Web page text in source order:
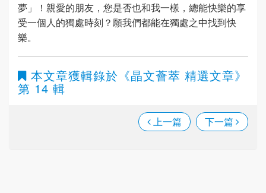
夢」！親愛的朋友，您是否也和我一樣，總能快樂的享
受一個人的獨處時刻？願我們都能在獨處之中找到快
樂。
本文章獲輯錄於 《晶文薈萃 精選文章》
第 14 輯
上一篇 下一篇